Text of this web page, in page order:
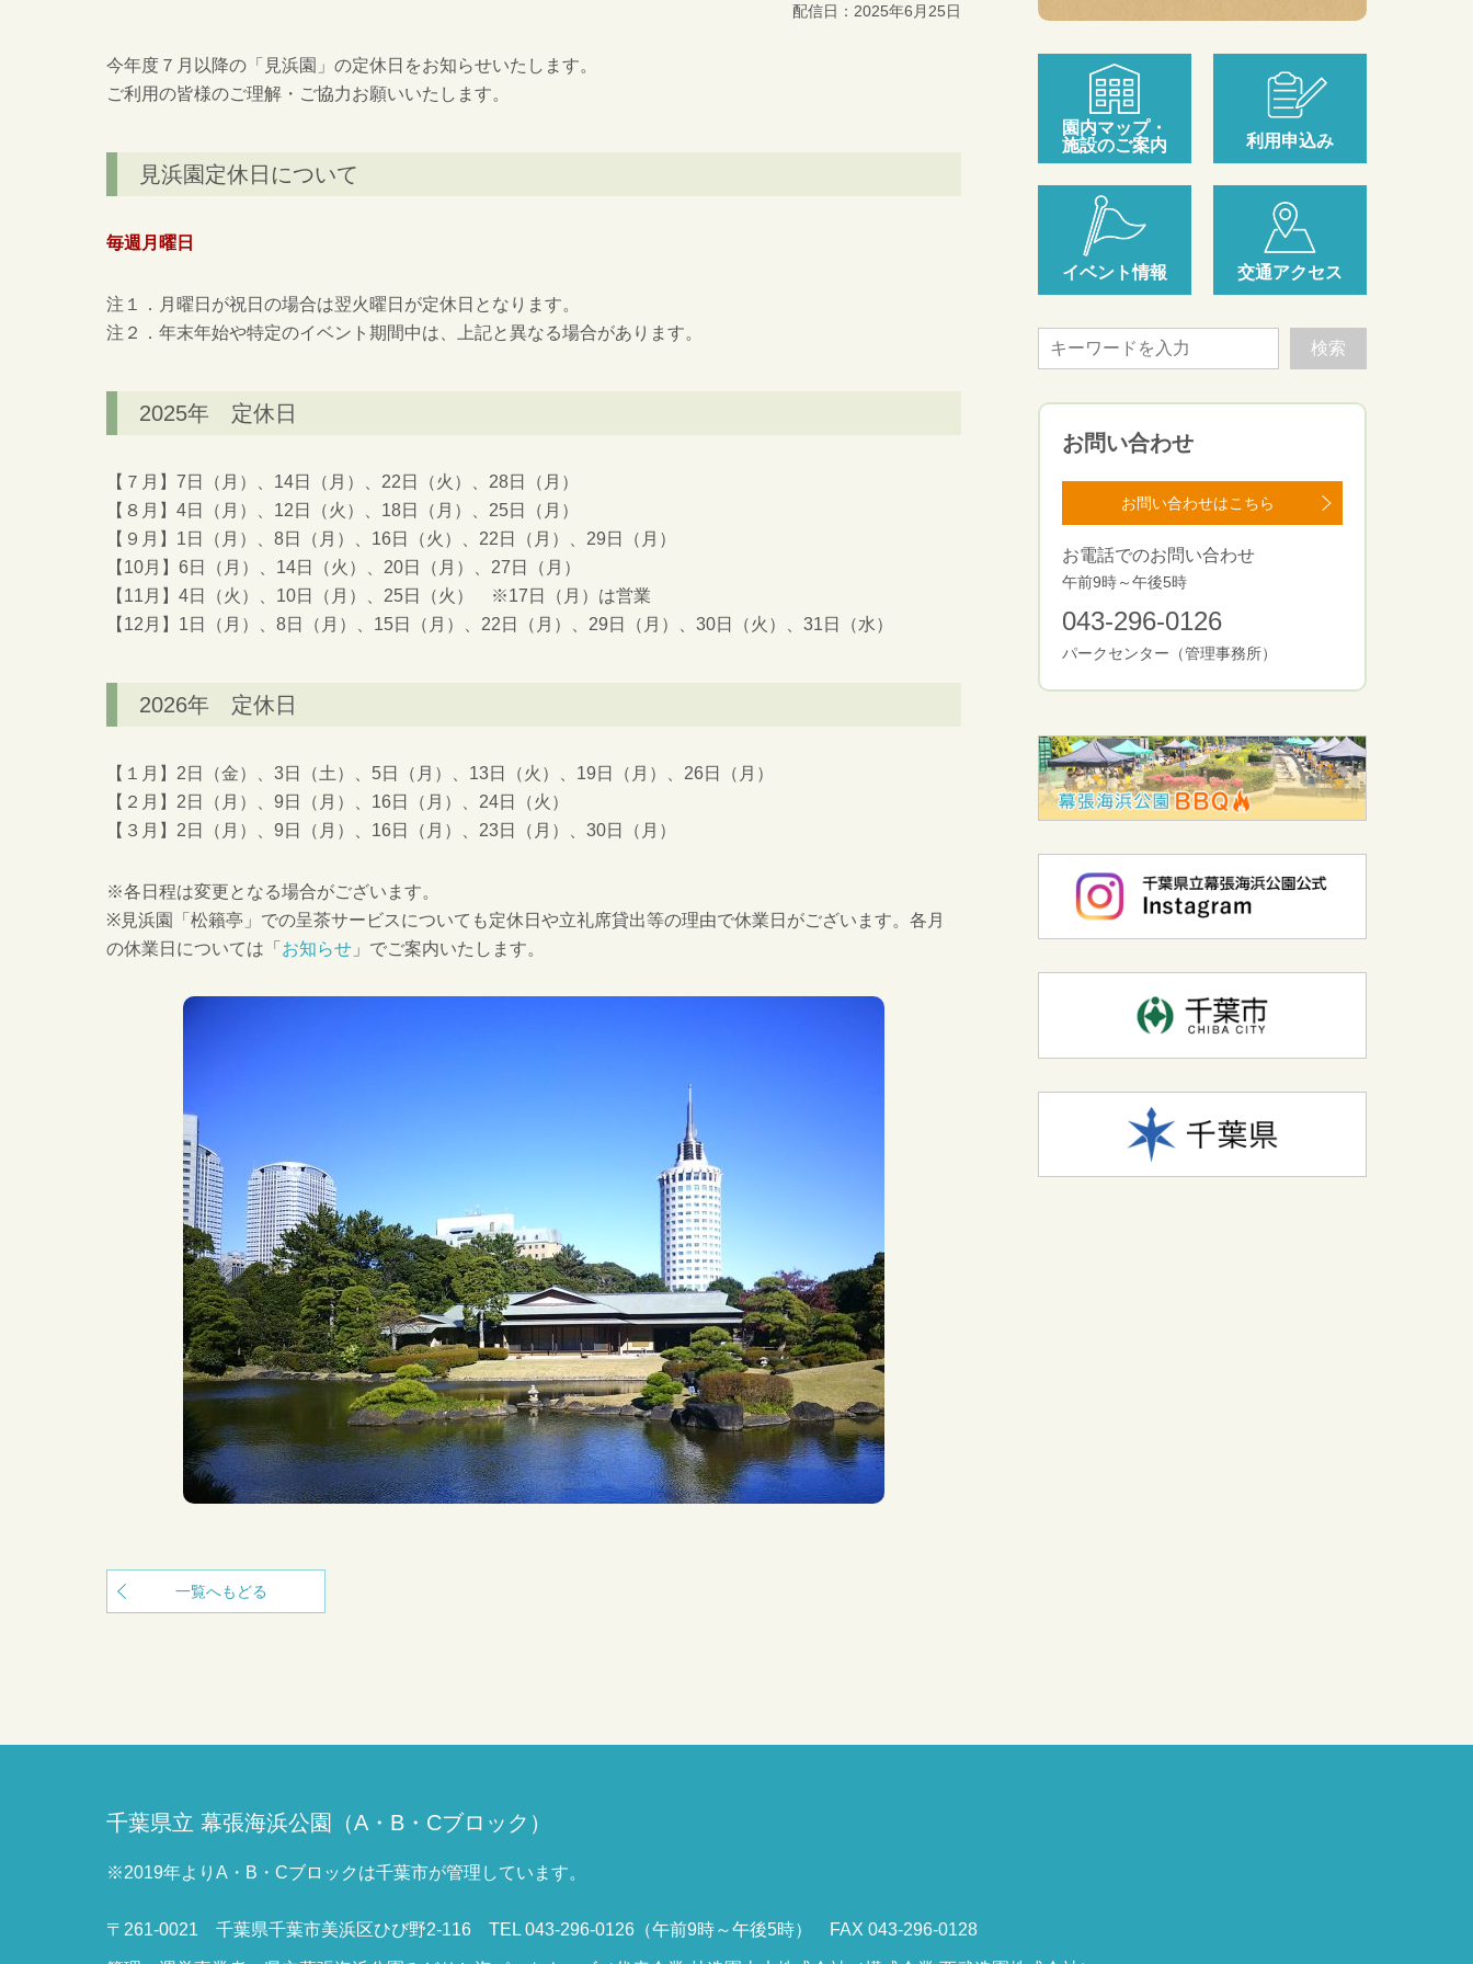
配信日：2025年6月25日
今年度７月以降の「見浜園」の定休日をお知らせいたします。
ご利用の皆様のご理解・ご協力お願いいたします。
見浜園定休日について
毎週月曜日
注１．月曜日が祝日の場合は翌火曜日が定休日となります。
注２．年末年始や特定のイベント期間中は、上記と異なる場合があります。
2025年 定休日
【７月】7日（月）、14日（月）、22日（火）、28日（月）
【８月】4日（月）、12日（火）、18日（月）、25日（月）
【９月】1日（月）、8日（月）、16日（火）、22日（月）、29日（月）
【10月】6日（月）、14日（火）、20日（月）、27日（月）
【11月】4日（火）、10日（月）、25日（火） ※17日（月）は営業
【12月】1日（月）、8日（月）、15日（月）、22日（月）、29日（月）、30日（火）、31日（水）
2026年 定休日
【１月】2日（金）、3日（土）、5日（月）、13日（火）、19日（月）、26日（月）
【２月】2日（月）、9日（月）、16日（月）、24日（火）
【３月】2日（月）、9日（月）、16日（月）、23日（月）、30日（月）
※各日程は変更となる場合がございます。
※見浜園「松籟亭」での呈茶サービスについても定休日や立礼席貸出等の理由で休業日がございます。各月
の休業日については「 お知らせ 」でご案内いたします。
一覧へもどる
園内マップ・
施設のご案内
利用申込み
イベント情報 交通アクセス
お問い合わせ
お問い合わせはこちら
お電話でのお問い合わせ
午前9時～午後5時
043-296-0126
パークセンター（管理事務所）
千葉県立 幕張海浜公園（A・B・Cブロック）
※2019年よりA・B・Cブロックは千葉市が管理しています。
〒261-0021 千葉県千葉市美浜区ひび野2-116 TEL 043-296-0126（午前9時～午後5時） FAX 043-296-0128